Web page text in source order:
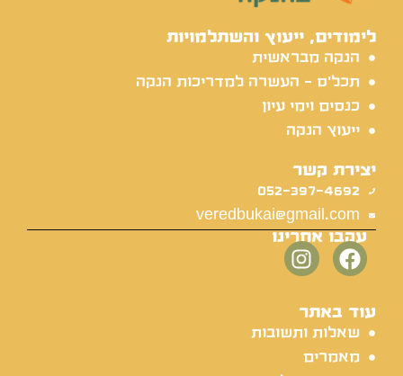
לימודים, ייעוץ והשתלמויות
הנקה מבראשית
תכל'ס - העשרה למדריכות הנקה
כנסים וימי עיון
ייעוץ הנקה
יצירת קשר
052-397-4692
veredbukai@gmail.com
עקבו אחרינו
עוד באתר
שאלות ותשובות
מאמרים